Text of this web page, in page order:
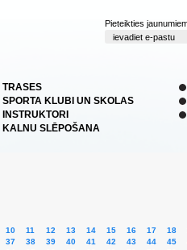
Pieteikties
TRASES
SPORTA KLUBI UN SKOLAS
INSTRUKTORI
KALNU SLĒPOŠANA
10 11 12 13 14 15 16 17 18
37 38 39 40 41 42 43 44 45